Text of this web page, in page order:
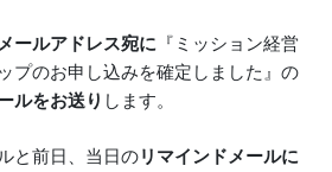
メールアドレス宛に 『ミッション経営
プのお申し込みを確定しました』の
ルをお送り します。
と前日、当日のリマインドメールに